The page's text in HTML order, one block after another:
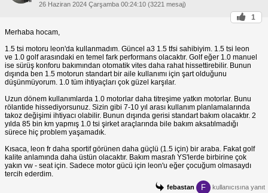
26 Haziran 2024 Çarşamba 00:24:10 (3221 mesaj)
1
Merhaba hocam,
1.5 tsi motoru leon'da kullanmadım. Güncel a3 1.5 tfsi sahibiyim. 1.5 tsi leon
ve 1.0 golf arasındaki en temel fark performans olacaktır. Golf eğer 1.0 manuel
ise sürüş konforu bakımından otomatik vites daha rahat hissettirebilir. Bunun
dışında ben 1.5 motorun standart bir aile kullanımı için şart olduğunu
düşünmüyorum. 1.0 tüm ihtiyaçları çok güzel karşılar.
Uzun dönem kullanımlarda 1.0 motorlar daha titreşime yatkın motorlar. Bunu
rölantide hissediyorsunuz. Sizin gibi 7-10 yıl arası kullanım planlamalarında
takoz değişimi ihtiyacı olabilir. Bunun dışında gerisi standart bakım olacaktır. 2
yılda 85 bin km yapmış 1.0 tsi şirket araçlarında bile bakım aksatılmadığı
sürece hiç problem yaşamadık.
Kısaca, leon fr daha sportif görünen daha güçlü (1.5 için) bir araba. Fakat golf
kalite anlamında daha üstün olacaktır. Bakım masrafı YS'lerde birbirine çok
yakın vw - seat için. Sadece motor gücü için leon'u eğer çocuğum olmasaydı
tercih ederdim.
febastan F kullanıcısına yanıt